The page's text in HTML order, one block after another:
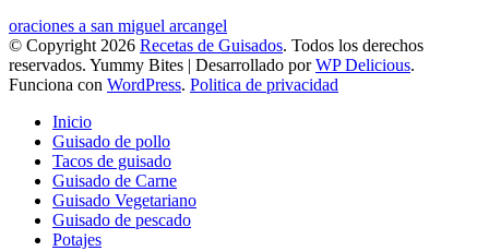
oraciones a san miguel arcangel
© Copyright 2026 Recetas de Guisados. Todos los derechos
reservados. Yummy Bites | Desarrollado porWP Delicious.
Funciona con WordPress. Politica de privacidad
Inicio
Guisado de pollo
Tacos de guisado
Guisado de Carne
Guisado Vegetariano
Guisado de pescado
Potajes